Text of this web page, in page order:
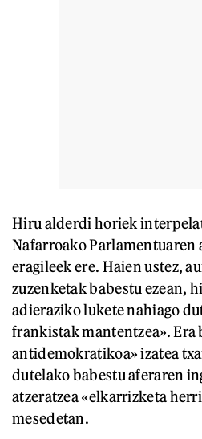
Hiru alderdi horiek
Nafarroako
eragileek ere. Haien ustez,
zuzenketak babestu ezean,
adieraziko lukete nahiago
frankistak mantentzea». Era
antidemokratikoa» izatea
dutelako babestu aferaren
atzeratzea «elkarrizketa
mesedetan.